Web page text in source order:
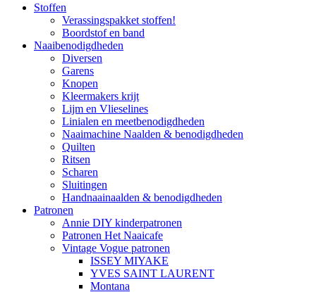
Stoffen
Verassingspakket stoffen!
Boordstof en band
Naaibenodigdheden
Diversen
Garens
Knopen
Kleermakers krijt
Lijm en Vlieselines
Linialen en meetbenodigdheden
Naaimachine Naalden & benodigdheden
Quilten
Ritsen
Scharen
Sluitingen
Handnaainaalden & benodigdheden
Patronen
Annie DIY kinderpatronen
Patronen Het Naaicafe
Vintage Vogue patronen
ISSEY MIYAKE
YVES SAINT LAURENT
Montana